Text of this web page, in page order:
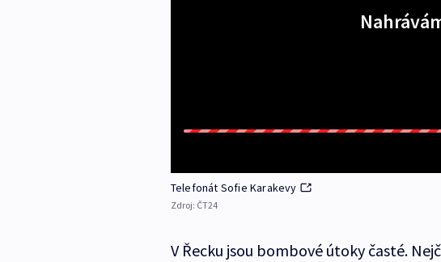
Telefonát Sofie Karakevy
Zdroj: ČT24
V Řecku jsou bombové útoky časté.